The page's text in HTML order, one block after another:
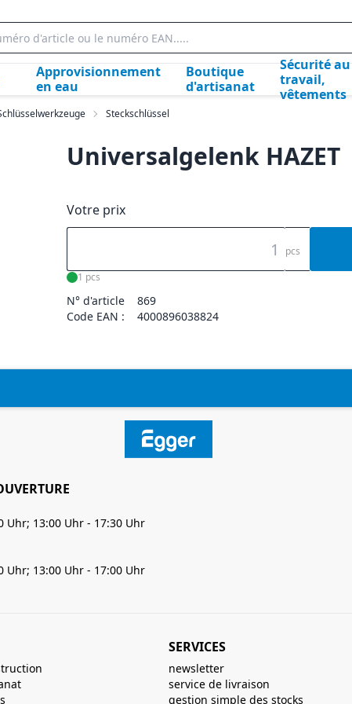
Approvisionnement
en eau
Boutique
d'artisanat
Sécurité au
travail,
vêtements
Steckschlüssel
Universalgelenk HAZET
Votre prix
pcs
1 pcs
N° d'article
869
Code EAN :
4000896038824
Uhr; 13:00 Uhr - 17:30 Uhr
Uhr; 13:00 Uhr - 17:00 Uhr
SERVICES
newsletter
service de livraison
gestion simple des stocks